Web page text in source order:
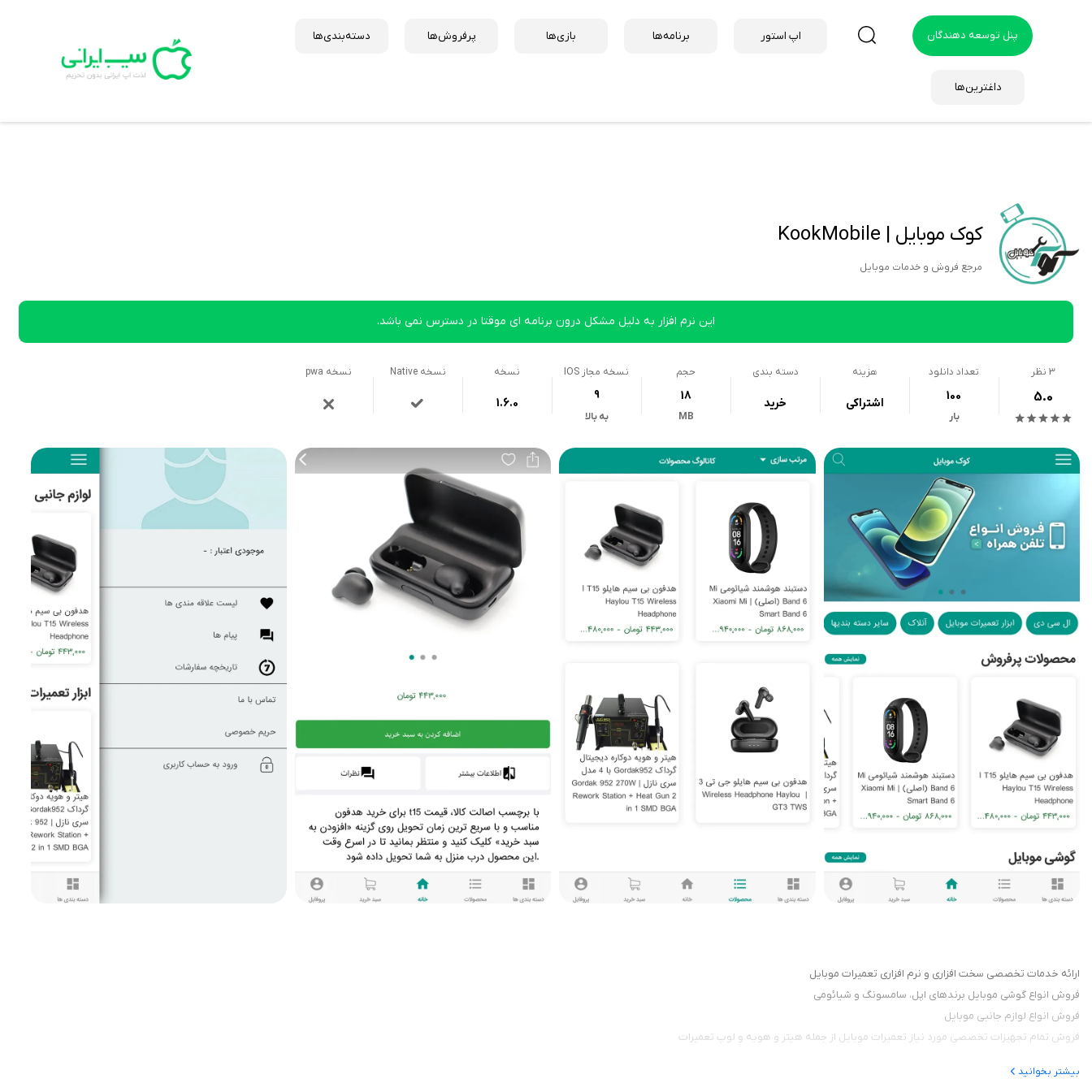
پنل توسعه دهندگان اپ استور برنامه‌ها بازی‌ها پرفروش‌ها دسته‌بندی‌ها
داغترین‌ها
کوک موبایل | KookMobile
مرجع فروش و خدمات موبایل
این نرم افزار به دلیل مشکل درون برنامه ای موقتا در دسترس نمی باشد.
3 نظر
5.0
تعداد دانلود
100
بار
هزینه
اشتراکی
دسته بندی
خرید
حجم
18
MB
نسخه مجاز IOS
9
به بالا
نسخه
1.6.0
نسخه Native نسخه pwa
ارائه خدمات تخصصی سخت افزاری و نرم افزاری تعمیرات موبایل
فروش انواع گوشی موبایل برندهای اپل، سامسونگ و شیائومی
فروش انواع لوازم جانبی موبایل
فروش تمام تجهیزات تخصصی مورد نیاز تعمیرات موبایل از جمله هیتر و هویه و لوپ تعمیرات
بیشتر بخوانید